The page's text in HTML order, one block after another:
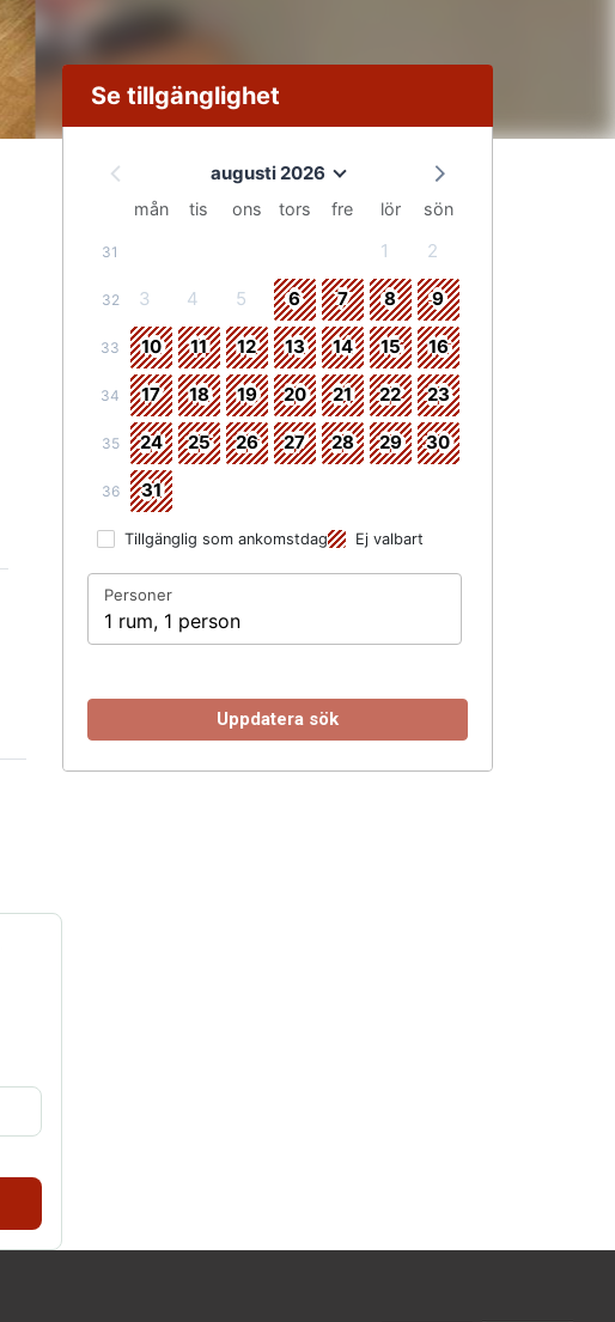
Se tillgänglighet
augusti 2026
mån tis ons tors fre lör sön
31 1 2
32 3 4 5 6 7 8 9
33 10 11 12 13 14 15 16
34 17 18 19 20 21 22 23
35 24 25 26 27 28 29 30
36 31
Tillgänglig som ankomstdag Ej valbart
Personer
1 rum, 1 person
Uppdatera sök